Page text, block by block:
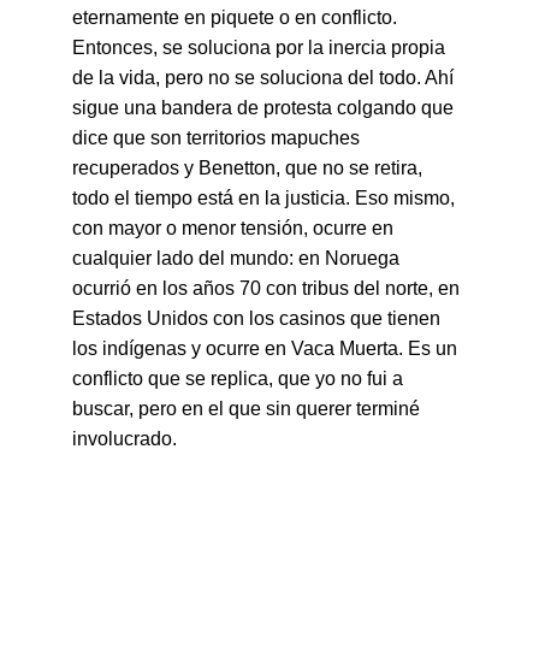
eternamente en piquete o en conflicto.
Entonces, se soluciona por la inercia propia
de la vida, pero no se soluciona del todo. Ahí
sigue una bandera de protesta colgando que
dice que son territorios mapuches
recuperados y Benetton, que no se retira,
todo el tiempo está en la justicia. Eso mismo,
con mayor o menor tensión, ocurre en
cualquier lado del mundo: en Noruega
ocurrió en los años 70 con tribus del norte, en
Estados Unidos con los casinos que tienen
los indígenas y ocurre en Vaca Muerta. Es un
conflicto que se replica, que yo no fui a
buscar, pero en el que sin querer terminé
involucrado.